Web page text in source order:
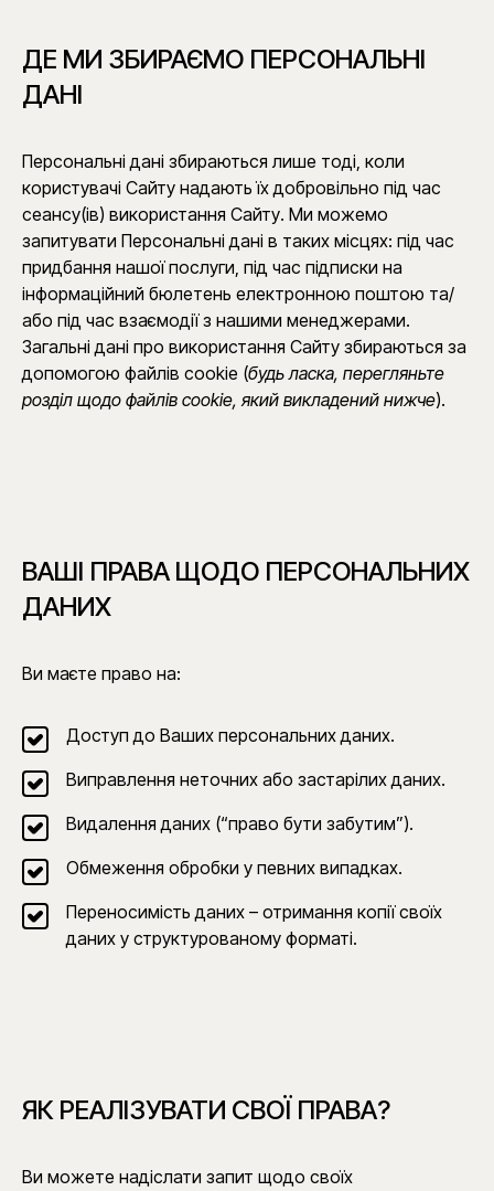
ДЕ МИ ЗБИРАЄМО ПЕРСОНАЛЬНІ
ДАНІ
Персональні дані збираються лише тоді, коли
користувачі Сайту надають їх добровільно під час
сеансу(ів) використання Сайту. Ми можемо
запитувати Персональні дані в таких місцях: під час
придбання нашої послуги, під час підписки на
інформаційний бюлетень електронною поштою та/
або під час взаємодії з нашими менеджерами.
Загальні дані про використання Сайту збираються за
допомогою файлів cookie (будь ласка, перегляньте
розділ щодо файлів cookie, який викладений нижче).
ВАШІ ПРАВА ЩОДО ПЕРСОНАЛЬНИХ
ДАНИХ
Ви маєте право на:
Доступ до Ваших персональних даних.
Виправлення неточних або застарілих даних.
Видалення даних (“право бути забутим”).
Обмеження обробки у певних випадках.
Переносимість даних – отримання копії своїх
даних у структурованому форматі.
ЯК РЕАЛІЗУВАТИ СВОЇ ПРАВА?
Ви можете надіслати запит щодо своїх